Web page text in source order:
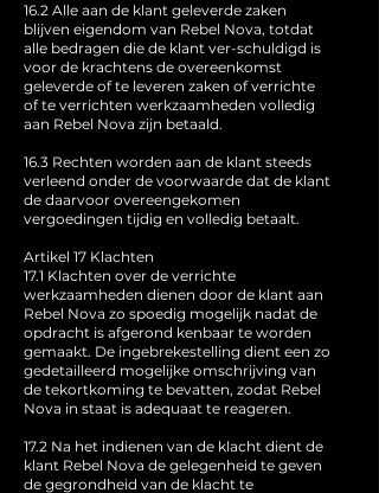
16.2 Alle aan de klant geleverde zaken
blijven eigendom van Rebel Nova, totdat
alle bedragen die de klant ver-schuldigd is
voor de krachtens de overeenkomst
geleverde of te leveren zaken of verrichte
of te verrichten werkzaamheden volledig
aan Rebel Nova zijn betaald.
16.3 Rechten worden aan de klant steeds
verleend onder de voorwaarde dat de klant
de daarvoor overeengekomen
vergoedingen tijdig en volledig betaalt.
Artikel 17 Klachten
17.1 Klachten over de verrichte
werkzaamheden dienen door de klant aan
Rebel Nova zo spoedig mogelijk nadat de
opdracht is afgerond kenbaar te worden
gemaakt. De ingebrekestelling dient een zo
gedetailleerd mogelijke omschrijving van
de tekortkoming te bevatten, zodat Rebel
Nova in staat is adequaat te reageren.
17.2 Na het indienen van de klacht dient de
klant Rebel Nova de gelegenheid te geven
de gegrondheid van de klacht te